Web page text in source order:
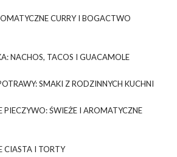
CURRY I BOGACTWO
NACHOS, TACOS I GUACAMOLE
SMAKI Z RODZINNYCH KUCHNI
PIECZYWO: ŚWIEŻE I AROMATYCZNE
CIASTA I TORTY